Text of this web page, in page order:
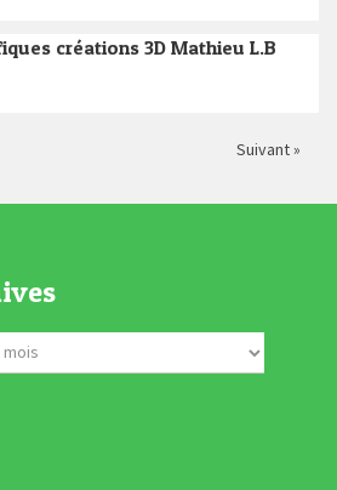
créations 3D Mathieu L.B
Suivant »